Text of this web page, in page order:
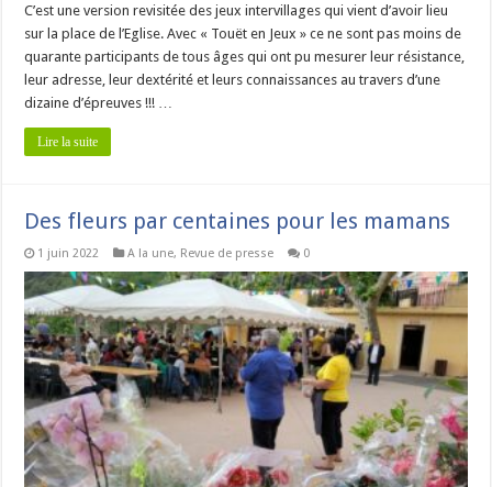
C’est une version revisitée des jeux intervillages qui vient d’avoir lieu
sur la place de l’Eglise. Avec « Touët en Jeux » ce ne sont pas moins de
quarante participants de tous âges qui ont pu mesurer leur résistance,
leur adresse, leur dextérité et leurs connaissances au travers d’une
dizaine d’épreuves !!! …
Lire la suite
Des fleurs par centaines pour les mamans
1 juin 2022 A la une, Revue de presse 0